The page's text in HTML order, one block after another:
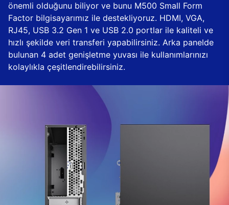
önemli olduğunu biliyor ve bunu M500 Small Form
Factor bilgisayarımız ile destekliyoruz. HDMI, VGA,
RJ45, USB 3.2 Gen 1 ve USB 2.0 portlar ile kaliteli ve
hızlı şekilde veri transferi yapabilirsiniz. Arka panelde
bulunan 4 adet genişletme yuvası ile kullanımlarınızı
kolaylıkla çeşitlendirebilirsiniz.